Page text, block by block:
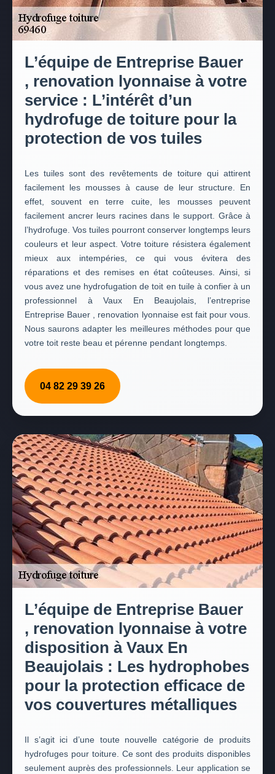
L’équipe de Entreprise Bauer
, renovation lyonnaise à votre
service : L’intérêt d’un
hydrofuge de toiture pour la
protection de vos tuiles
Les tuiles sont des revêtements de toiture qui attirent
facilement les mousses à cause de leur structure. En
effet, souvent en terre cuite, les mousses peuvent
facilement ancrer leurs racines dans le support. Grâce à
l’hydrofuge. Vos tuiles pourront conserver longtemps leurs
couleurs et leur aspect. Votre toiture résistera également
mieux aux intempéries, ce qui vous évitera des
réparations et des remises en état coûteuses. Ainsi, si
vous avez une hydrofugation de toit en tuile à confier à un
professionnel à Vaux En Beaujolais, l’entreprise
Entreprise Bauer , renovation lyonnaise est fait pour vous.
Nous saurons adapter les meilleures méthodes pour que
votre toit reste beau et pérenne pendant longtemps.
04 82 29 39 26
L’équipe de Entreprise Bauer
, renovation lyonnaise à votre
disposition à Vaux En
Beaujolais : Les hydrophobes
pour la protection efficace de
vos couvertures métalliques
Il s’agit ici d’une toute nouvelle catégorie de produits
hydrofuges pour toiture. Ce sont des produits disponibles
seulement auprès des professionnels. Leur application se